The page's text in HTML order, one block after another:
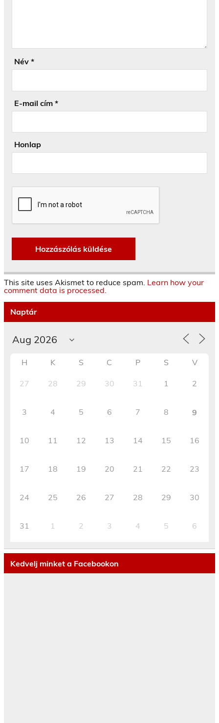
Név *
E-mail cím *
Honlap
This site uses Akismet to reduce spam. Learn how your
comment data is processed.
Naptár
H K S C P S V
27 28 29 30 31 1 2
3 4 5 6 7 8 9
10 11 12 13 14 15 16
17 18 19 20 21 22 23
24 25 26 27 28 29 30
31 1 2 3 4 5 6
Kedvelj minket a Facebookon